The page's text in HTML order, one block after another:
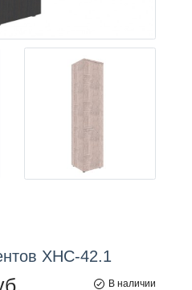
XHC-42.1
В наличии